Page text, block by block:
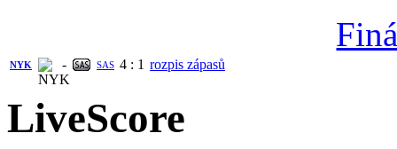
NYK - SAS 4 : 1 rozpis zápasů
LiveScore